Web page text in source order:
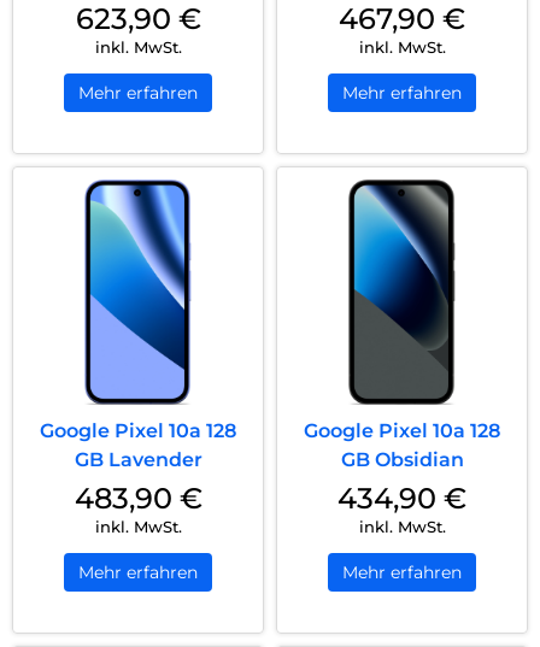
623,90 €
inkl. MwSt.
Mehr erfahren
467,90 €
inkl. MwSt.
Mehr erfahren
Google Pixel 10a 128
GB Lavender
483,90 €
inkl. MwSt.
Mehr erfahren
Google Pixel 10a 128
GB Obsidian
434,90 €
inkl. MwSt.
Mehr erfahren